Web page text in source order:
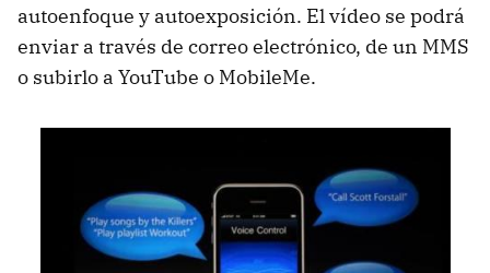
autoenfoque y autoexposición. El vídeo se podrá
enviar a través de correo electrónico, de un MMS
o subirlo a YouTube o MobileMe.